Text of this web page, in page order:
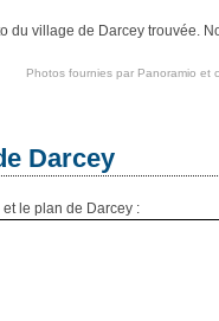
du village de Darcey trouvée.
Photos fournies par Panoramio et
Darcey
et le plan de Darcey :